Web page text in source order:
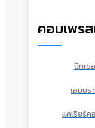
คอมเพร
บิทเซ
เอมบร
แคเรียร์ค